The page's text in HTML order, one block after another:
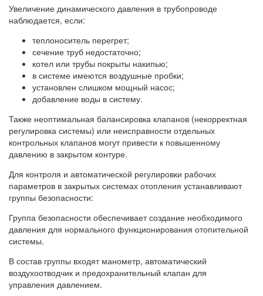
Увеличение динамического давления в трубопроводе
наблюдается, если:
теплоноситель перегрет;
сечение труб недостаточно;
котел или трубы покрыты накипью;
в системе имеются воздушные пробки;
установлен слишком мощный насос;
добавление воды в систему.
Также неоптимальная балансировка клапанов (некорректная
регулировка системы) или неисправности отдельных
контрольных клапанов могут привести к повышенному
давлению в закрытом контуре.
Для контроля и автоматической регулировки рабочих
параметров в закрытых системах отопления устанавливают
группы безопасности:
Группа безопасности обеспечивает создание необходимого
давления для нормального функционирования отопительной
системы.
В состав группы входят манометр, автоматический
воздухоотводчик и предохранительный клапан для
управления давлением.